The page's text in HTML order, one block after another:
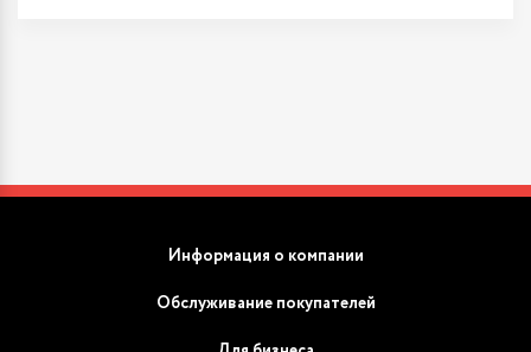
Информация о компании
Обслуживание покупателей